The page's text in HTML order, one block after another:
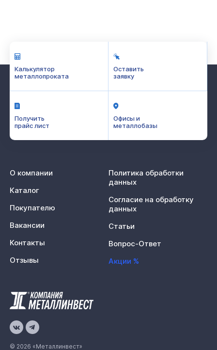
Калькулятор
металлопроката
Оставить
заявку
Получить
прайс лист
Офисы и
металлобазы
© 2026 «Металлинвест»
О компании
Каталог
Покупателю
Вакансии
Контакты
Отзывы
Политика обработки
данных
Согласие на обработку
данных
Статьи
Вопрос-Ответ
Акции %